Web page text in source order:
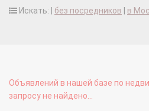
Искать: | без посредников в
Объявлений в нашей базе по
запросу не найдено...